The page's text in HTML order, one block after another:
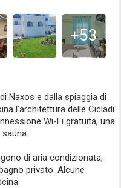
+53
Naxos e dalla spiaggia di
l'architettura delle Cicladi
Wi-Fi gratuita, una
di aria condizionata,
privato. Alcune